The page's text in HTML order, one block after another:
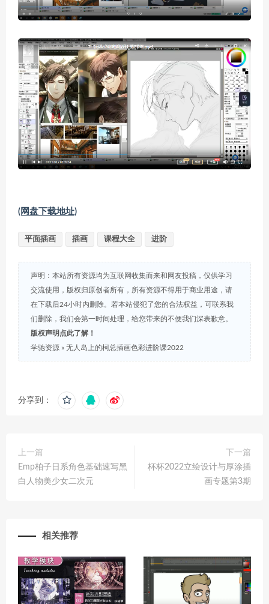
(网盘下载地址)
平面插画 插画 课程大全 进阶
声明：本站所有资源均为互联网收集而来和网友投稿，仅供学习
交流使用，版权归原创者所有，所有资源不得用于商业用途，请
在下载后24小时内删除。若本站侵犯了您的合法权益，可联系我
们删除，我们会第一时间处理，给您带来的不便我们深表歉意。
版权声明点此了解！
学驰资源 » 无人岛上的柯总插画色彩进阶课2022
分享到：
上一篇
Emp柏子日系角色基础速写黑
白人物美少女二次元
下一篇
杯杯2022立绘设计与厚涂插
画专题第3期
相关推荐